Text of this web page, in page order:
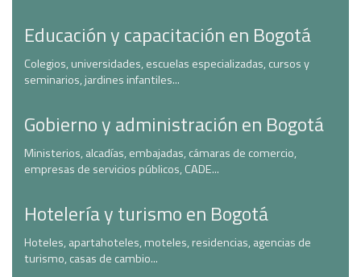
Educación y capacitación en Bogotá
Colegios, universidades, escuelas especializadas, cursos y
seminarios, jardines infantiles...
Gobierno y administración en Bogotá
Ministerios, alcadías, embajadas, cámaras de comercio,
empresas de servicios públicos, CADE...
Hotelería y turismo en Bogotá
Hoteles, apartahoteles, moteles, residencias, agencias de
turismo, casas de cambio...